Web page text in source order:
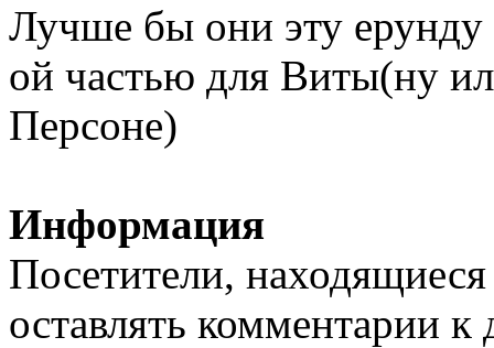
Лучше бы они эту ерунду
ой частью для Виты(ну
Персоне)
Информация
Посетители,
оставлять комментарии